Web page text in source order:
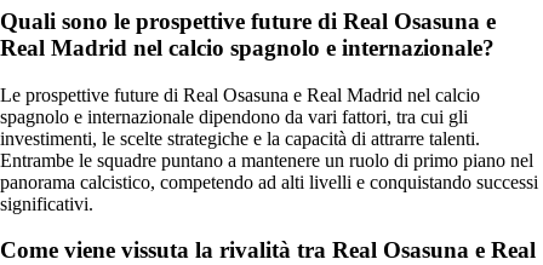
Quali sono le prospettive future di Real Osasuna e
Real Madrid nel calcio spagnolo e internazionale?
Le prospettive future di Real Osasuna e Real Madrid nel calcio
spagnolo e internazionale dipendono da vari fattori, tra cui gli
investimenti, le scelte strategiche e la capacità di attrarre talenti.
Entrambe le squadre puntano a mantenere un ruolo di primo piano nel
panorama calcistico, competendo ad alti livelli e conquistando successi
significativi.
Come viene vissuta la rivalità tra Real Osasuna e Real